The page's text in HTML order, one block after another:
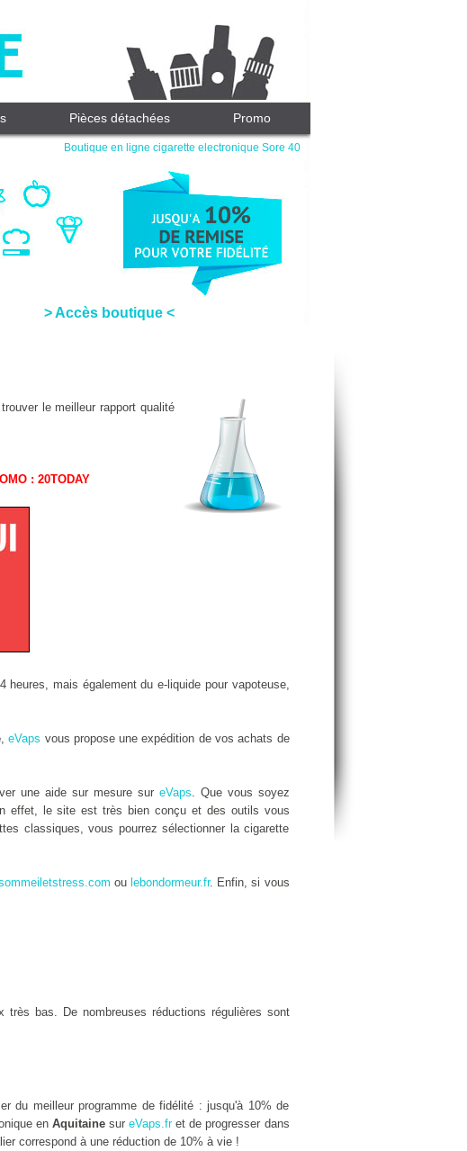
Boutique en ligne cigarette electronique Sore 40
Pièces détachées Promo
> Accès boutique <
le meilleur rapport qualité
: 20TODAY
heures, mais également du e-liquide pour vapoteuse,
,eVaps vous propose une expédition de vos achats de
une aide sur mesure sur eVaps. Que vous soyez
effet, le site est très bien conçu et des outils vous
classiques, vous pourrez sélectionner la cigarette
ou lebondormeur.fr. Enfin, si vous
bas. De nombreuses réductions régulières sont
du meilleur programme de fidélité : jusqu'à 10% de
en AquitainesureVaps.fret de progresser dans
correspond à une réduction de 10% à vie !